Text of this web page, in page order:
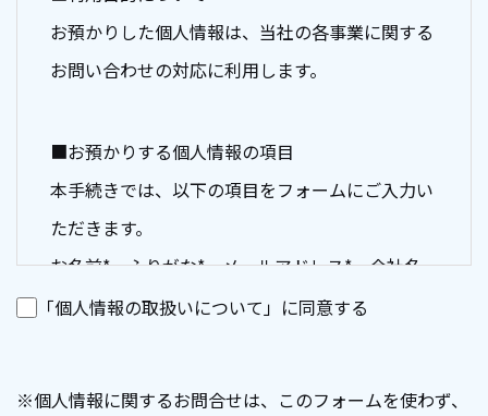
お預かりした個人情報は、当社の各事業に関する
お問い合わせの対応に利用します。
■お預かりする個人情報の項目
本手続きでは、以下の項目をフォームにご入力い
ただきます。
お名前*、ふりがな*、メールアドレス*、会社名
*、部署名、住所*、貴社サイトURL、電話番号*
「個人情報の取扱いについて」に同意する
※個人情報に関するお問合せは、このフォームを使わず、